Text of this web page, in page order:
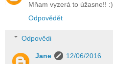
Mňam vyzerá to úžasne!! :)
Odpovědět
Odpovědi
Jane
12/06/2016